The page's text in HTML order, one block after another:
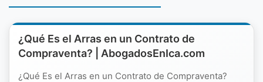
¿Qué Es el Arras en un Contrato de
Compraventa? | AbogadosEnIca.com
¿Qué Es el Arras en un Contrato de Compraventa?